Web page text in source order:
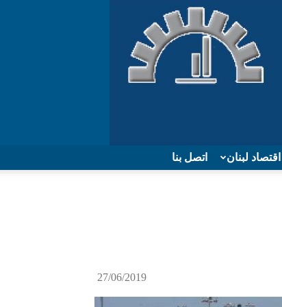
اتصل بنا اقتصاد لبنان
27/06/2019